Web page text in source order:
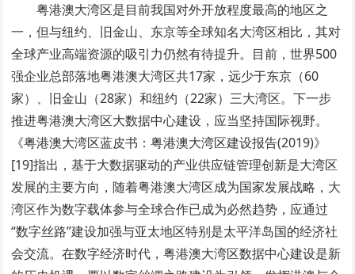
粤港澳大湾区是目前我国对外开放程度最高的地区之
一，但与纽约、旧金山、东京等全球知名大湾区相比，其对
全球产业高端资源的吸引力仍然有待提升。目前，世界500
强企业总部落地粤港澳大湾区共17家，远少于东京（60
家）、旧金山（28家）和纽约（22家）三大湾区。下一步
推进粤港澳大湾区大数据中心建设，应当坚持国际视野。
《粤港澳大湾区蓝皮书：粤港澳大湾区建设报告(2019)》
[19]指出，基于大数据驱动的产业供应链管理创新是大湾区
发展的主要方向，随着粤港澳大湾区成为国家发展战略，大
湾区作为数字载体参与全球合作已成为必然趋势，应通过
“数字丝路”建设加强与亚太地区特别是太平洋岛国的经济社
会交流。在数字经济时代，粤港澳大湾区数据中心建设是新